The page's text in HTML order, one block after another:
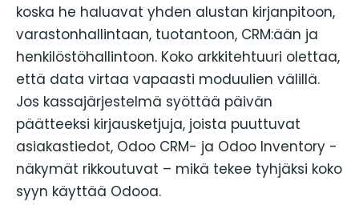
koska he haluavat yhden alustan kirjanpitoon,
varastonhallintaan, tuotantoon, CRM:ään ja
henkilöstöhallintoon. Koko arkkitehtuuri olettaa,
että data virtaa vapaasti moduulien välillä.
Jos kassajärjestelmä syöttää päivän
päätteeksi kirjausketjuja, joista puuttuvat
asiakastiedot, Odoo CRM- ja Odoo Inventory -
näkymät rikkoutuvat – mikä tekee tyhjäksi koko
syyn käyttää Odooa.